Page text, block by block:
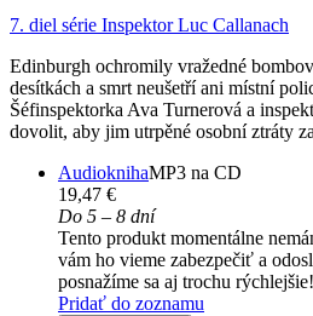
7. diel série Inspektor Luc Callanach
Edinburgh ochromily vražedné
desítkách a smrt neušetří ani místní
Šéfinspektorka Ava Turnerová a
dovolit, aby jim utrpěné osobní ztráty
AudioknihaMP3 na CD
19,47 €
Do 5 – 8 dní
Tento produkt momentálne
vám ho vieme zabezpečiť a
posnažíme sa aj trochu rýchlejšie!
Pridať do zoznamu